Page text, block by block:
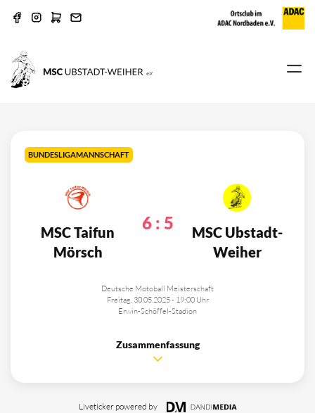
BUNDESLIGAMANNSCHAFT
MSC Taifun
Mörsch
6: 5
MSC Ubstadt-
Weiher
Deutsche Motoball Meisterschaft
Freitag, 30.05.2025 - 19:00 Uhr
Erwin-Schöffel-Stadion
Zusammenfassung
Liveticker powered by